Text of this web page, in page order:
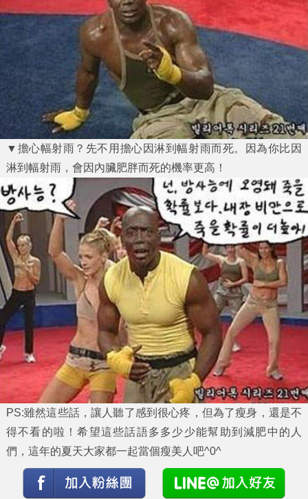
▼擔心幅射雨？先不用擔心因淋到幅射雨而死。因為你比因
淋到幅射雨，會因內臟肥胖而死的機率更高！
PS:雖然這些話，讓人聽了感到很心疼，但為了瘦身，還是不
得不看的啦！希望這些話語多多少少能幫助到減肥中的人
們，這年的夏天大家都一起當個瘦美人吧^0^